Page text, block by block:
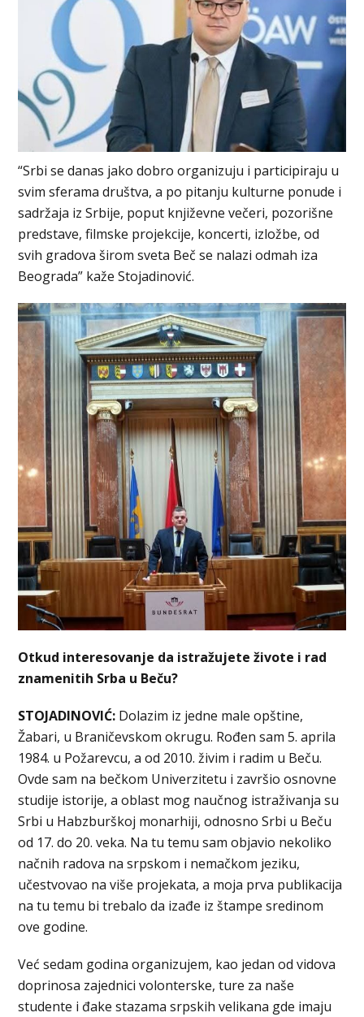
“Srbi se danas jako dobro organizuju i participiraju u
svim sferama društva, a po pitanju kulturne ponude i
sadržaja iz Srbije, poput književne večeri, pozorišne
predstave, filmske projekcije, koncerti, izložbe, od
svih gradova širom sveta Beč se nalazi odmah iza
Beograda” kaže Stojadinović.
Otkud interesovanje da istražujete živote i rad
znamenitih Srba u Beču?
STOJADINOVIĆ: Dolazim iz jedne male opštine,
Žabari, u Braničevskom okrugu. Rođen sam 5. aprila
1984. u Požarevcu, a od 2010. živim i radim u Beču.
Ovde sam na bečkom Univerzitetu i završio osnovne
studije istorije, a oblast mog naučnog istraživanja su
Srbi u Habzburškoj monarhiji, odnosno Srbi u Beču
od 17. do 20. veka. Na tu temu sam objavio nekoliko
načnih radova na srpskom i nemačkom jeziku,
učestvovao na više projekata, a moja prva publikacija
na tu temu bi trebalo da izađe iz štampe sredinom
ove godine.
Već sedam godina organizujem, kao jedan od vidova
doprinosa zajednici volonterske, ture za naše
studente i đake stazama srpskih velikana gde imaju